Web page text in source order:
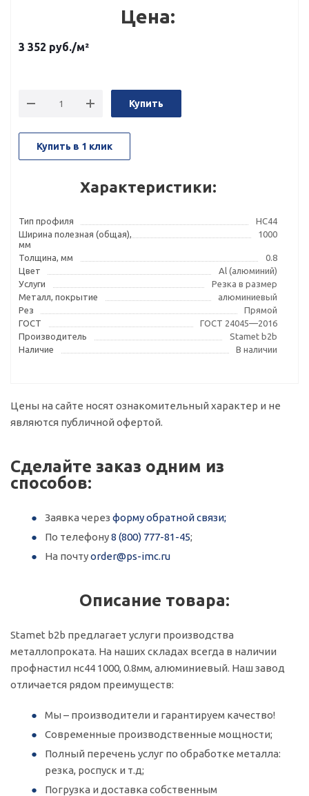
Цена:
3 352 руб./м²
Купить
Купить в 1 клик
Характеристики:
Тип профиля
НС44
Ширина полезная (общая),
мм
1000
Толщина, мм
0.8
Цвет
Al (алюминий)
Услуги
Резка в размер
Металл, покрытие
алюминиевый
Рез
Прямой
ГОСТ
ГОСТ 24045—2016
Производитель
Stamet b2b
Наличие
В наличии
Цены на сайте носят ознакомительный характер и не
являются публичной офертой.
Сделайте заказ одним из
способов:
Заявка через форму обратной связи;
По телефону8 (800) 777-81-45;
На почтуorder@ps-imc.ru
Описание товара:
Stamet b2b предлагает услуги производства
металлопроката. На наших складах всегда в наличии
профнастил нс44 1000, 0.8мм, алюминиевый. Наш завод
отличается рядом преимуществ:
Мы – производители и гарантируем качество!
Современные производственные мощности;
Полный перечень услуг по обработке металла:
резка, роспуск и т.д;
Погрузка и доставка собственным